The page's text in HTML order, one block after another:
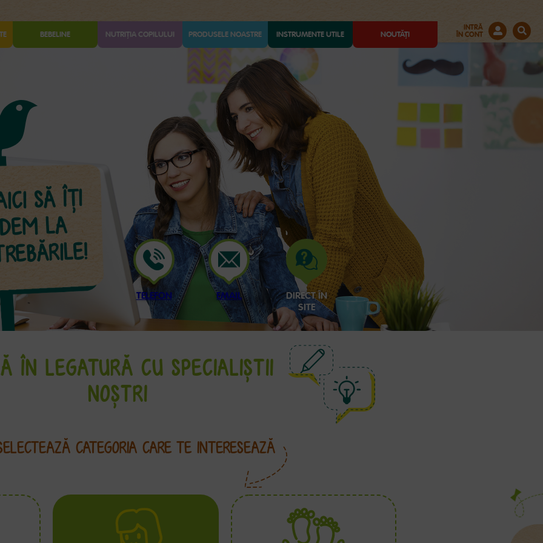
BEBELINE NUTRIȚIA COPILULUI PRODUSELE NOASTRE INSTRUMENTE UTILE NOUTĂȚI
INTRĂ
ÎN CONT
SĂ ÎŢI
LA
TELEFON EMAIL
DIRECT ÎN
SITE
ÎN LEGATURĂ CU SPECIALIȘTII
NOȘTRI
CATEGORIA CARE TE INTERESEAZĂ